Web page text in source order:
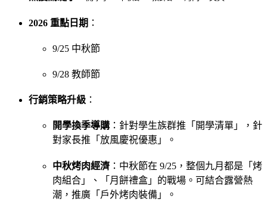
2026 重點日期 ：
9/25 中秋節
9/28 教師節
行銷策略升級 ：
開學換季導購 ：針對學生族群推「開學清單」，針
對家長推「放風慶祝優惠」。
中秋烤肉經濟 ：中秋節在 9/25，整個九月都是「烤
肉組合」、「月餅禮盒」的戰場。可結合露營熱
潮，推廣「戶外烤肉裝備」。